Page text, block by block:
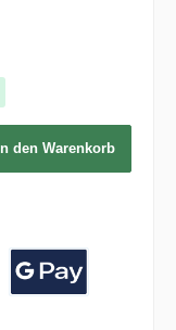
In den Warenkorb